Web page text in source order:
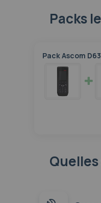
Packs
Pack Ascom